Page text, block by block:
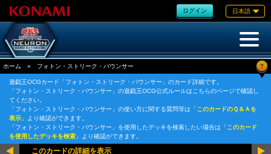
ログイン 日本語
ホーム » フォトン・ストリーク・バウンサー ?
遊戯王OCGカード「フォトン・ストリーク・バウンサー」のカード詳細です。
「フォトン・ストリーク・バウンサー」の遊戯王OCG公式ルールはこちらのページで確認し
てください。
「フォトン・ストリーク・バウンサー」の使い方に関する質問等は「このカードのＱ＆Ａを
表示 」より確認ができます。
「フォトン・ストリーク・バウンサー」を使用したデッキを検索したい場合は「このカード
を使用したデッキを検索 」より確認ができます。